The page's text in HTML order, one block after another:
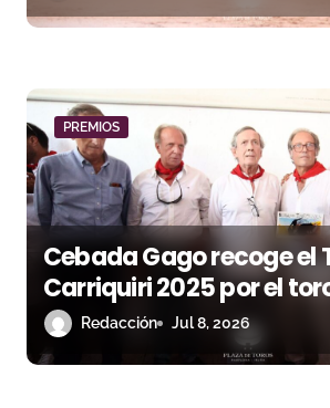
PREMIOS
Cebada Gago recoge el
Carriquiri 2025 por el toro
Redacción Jul 8, 2026